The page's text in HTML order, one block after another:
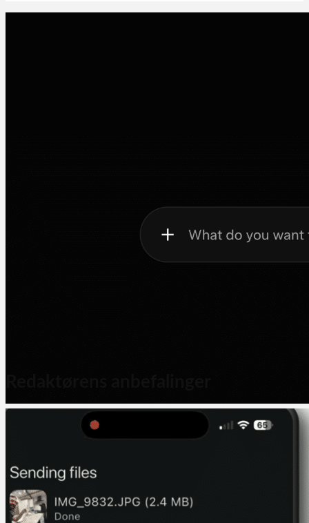
Grok er en AI-assistent fra xAI som kan svare på spørsmål, søke på
nettet, analysere filer, skrive kode og generere både bilder og
videoer.